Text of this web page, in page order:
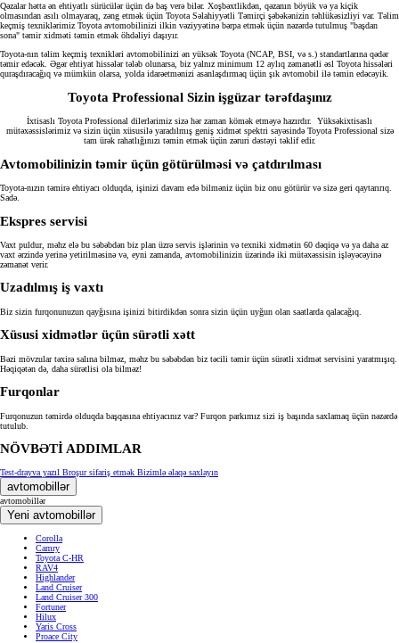
Qəzalar hətta ən ehtiyatlı sürücülər üçün də baş verə bilər. Xoşbəxtlikdən, qəzanın böyük və ya kiçik
olmasından asılı olmayaraq, zəng etmək üçün Toyota Səlahiyyətli Təmirçi şəbəkənizin təhlükəsizliyi var. Təlim
keçmiş texniklərimiz Toyota avtomobilinizi ilkin vəziyyətinə bərpa etmək üçün nəzərdə tutulmuş "başdan
sona" təmir xidməti təmin etmək öhdəliyi daşıyır.
Toyota-nın təlim keçmiş texnikləri avtomobilinizi ən yüksək Toyota (NCAP, BSI, və s.) standartlarına qədər
təmir edəcək. Əgər ehtiyat hissələr tələb olunarsa, biz yalnız minimum 12 aylıq zəmanətli əsl Toyota hissələri
quraşdıracağıq və mümkün olarsa, yolda idarəetmənizi asanlaşdırmaq üçün şık avtomobil ilə təmin edəcəyik.
Toyota Professional Sizin işgüzar tərəfdaşınız
İxtisaslı Toyota Professional dilerlərimiz sizə hər zaman kömək etməyə hazırdır. Yüksəkixtisaslı
mütəxəssislərimiz və sizin üçün xüsusilə yaradılmış geniş xidmət spektri sayəsində Toyota Professional sizə
tam ürək rahatlığınızı təmin etmək üçün zəruri dəstəyi təklif edir.
Avtomobilinizin təmir üçün götürülməsi və çatdırılması
Toyota-nızın təmirə ehtiyacı olduqda, işinizi davam edə bilməniz üçün biz onu götürür və sizə geri qaytarırıq.
Sadə.
Ekspres servisi
Vaxt puldur, məhz elə bu səbəbdən biz plan üzrə servis işlərinin və texniki xidmətin 60 dəqiqə və ya daha az
vaxt ərzində yerinə yetirilməsinə və, eyni zamanda, avtomobilinizin üzərində iki mütəxəssisin işləyəcəyinə
zəmanət verir.
Uzadılmış iş vaxtı
Biz sizin furqonunuzun qayğısına işinizi bitirdikdən sonra sizin üçün uyğun olan saatlarda qalacağıq.
Xüsusi xidmətlər üçün sürətli xətt
Bəzi mövzular təxirə salına bilməz, məhz bu səbəbdən biz təcili təmir üçün sürətli xidmət servisini yaratmışıq.
Həqiqətən də, daha sürətlisi ola bilməz!
Furqonlar
Furqonuzun təmirdə olduqda başqasına ehtiyacınız var? Furqon parkımız sizi iş başında saxlamaq üçün nəzərdə
tutulub.
NÖVBƏTİ ADDIMLAR
Test-drayva yazıl Broşur sifariş etmək Bizimlə əlaqə saxlayın
avtomobillər
avtomobillər
Yeni avtomobillər
Corolla
Camry
Toyota C-HR
RAV4
Highlander
Land Cruiser
Land Cruiser 300
Fortuner
Hilux
Yaris Cross
Proace City